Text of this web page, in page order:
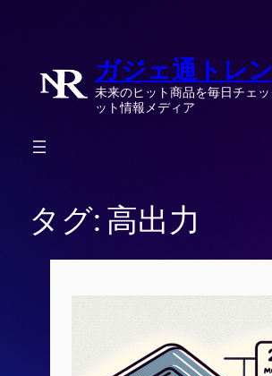
ガジェ通トレ
未来のヒット商品を毎日チェ
ット情報メディア
タグ: 高出力